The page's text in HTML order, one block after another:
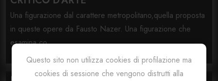
Una figurazione dal carattere metropolitano,quella proposta
in queste opere da Fausto Nazer. Una figurazione che
esamina co...
Questo sito non utilizza cookies di profilazione ma
cookies di sessione che vengono distrutti alla